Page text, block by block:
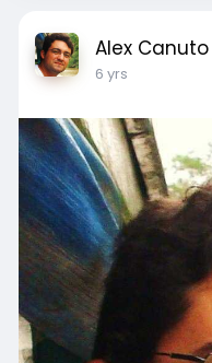
Alex Canuto
6 yrs